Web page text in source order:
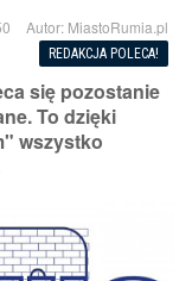
Autor: MiastoRumia.pl
REDAKCJA POLECA!
się pozostanie
To dzięki
wszystko